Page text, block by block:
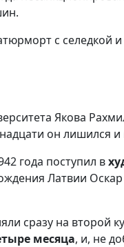
с селедкой и
Якова
он лишился и
года поступил в
Латвии
сразу на второй
месяца, и, не